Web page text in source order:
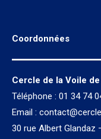
Coordonnées
Cercle de la Voile
Téléphone : 01 34 74
Email :
30 rue Albert Glandaz